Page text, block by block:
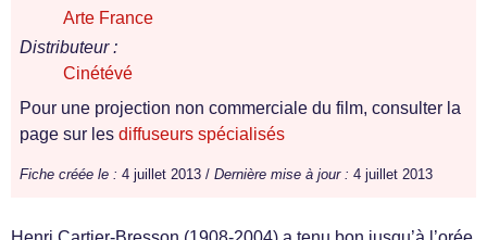
Arte France
Distributeur :
Cinétévé
Pour une projection non commerciale du film, consulter la
page sur les diffuseurs spécialisés
Fiche créée le : 4 juillet 2013 / Dernière mise à jour : 4 juillet 2013